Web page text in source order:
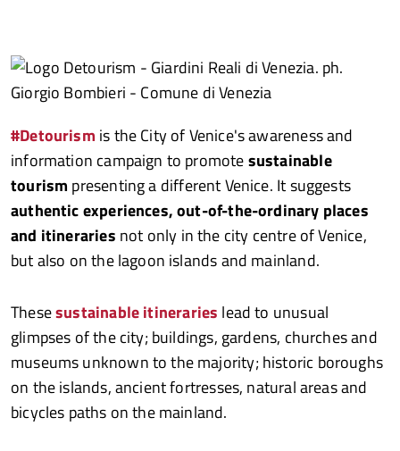
Twitter
su
Facebook
Condividi
su
Whatsapp
#Detourism is the City of Venice's awareness and
information campaign to promotesustainable
tourism presenting a different Venice. It suggests
authentic experiences, out-of-the-ordinary places
and itineraries not only in the city centre of Venice,
but also on the lagoon islands and mainland.
Thesesustainable itineraries lead to unusual
glimpses of the city; buildings, gardens, churches and
museums unknown to the majority; historic boroughs
on the islands, ancient fortresses, natural areas and
bicycles paths on the mainland.